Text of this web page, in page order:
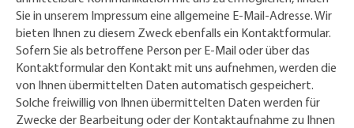
Sie in unserem Impressum eine allgemeine E-Mail-Adresse. Wir
bieten Ihnen zu diesem Zweck ebenfalls ein Kontaktformular.
Sofern Sie als betroffene Person per E-Mail oder über das
Kontaktformular den Kontakt mit uns aufnehmen, werden die
von Ihnen übermittelten Daten automatisch gespeichert.
Solche freiwillig von Ihnen übermittelten Daten werden für
Zwecke der Bearbeitung oder der Kontaktaufnahme zu Ihnen